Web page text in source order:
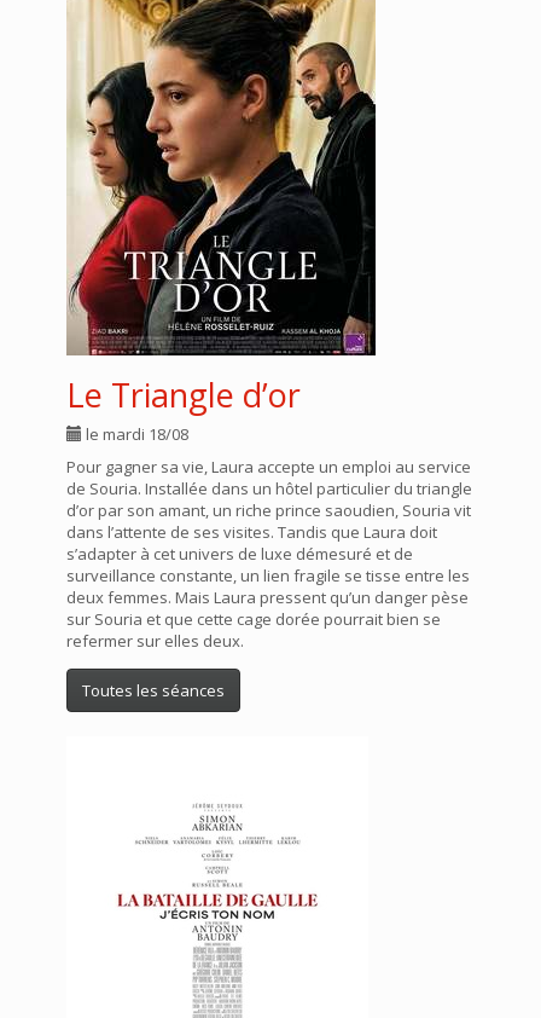
Le Triangle d’or
le mardi 18/08
Pour gagner sa vie, Laura accepte un emploi au service
de Souria. Installée dans un hôtel particulier du triangle
d’or par son amant, un riche prince saoudien, Souria vit
dans l’attente de ses visites. Tandis que Laura doit
s’adapter à cet univers de luxe démesuré et de
surveillance constante, un lien fragile se tisse entre les
deux femmes. Mais Laura pressent qu’un danger pèse
sur Souria et que cette cage dorée pourrait bien se
refermer sur elles deux.
Toutes les séances